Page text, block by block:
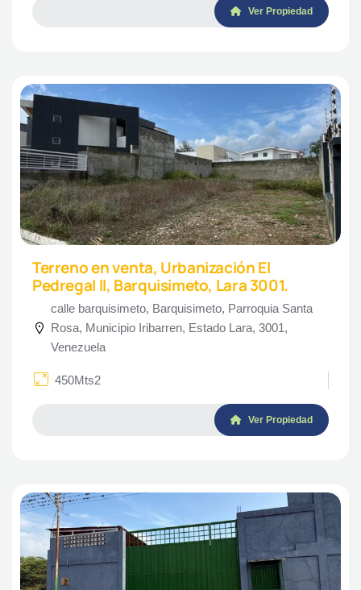
Ver Propiedad
Terreno en venta, Urbanización El
Pedregal II, Barquisimeto, Lara 3001.
calle barquisimeto, Barquisimeto, Parroquia Santa
Rosa, Municipio Iribarren, Estado Lara, 3001,
Venezuela
450Mts2
Ver Propiedad